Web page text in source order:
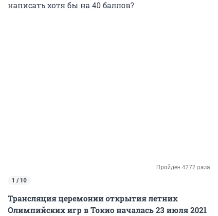
написать хотя бы на40 баллов?
Пройден 4272 раза
1 / 10
Трансляция церемонии открытия летних
Олимпийских игр в Токио началась 23 июля 2021